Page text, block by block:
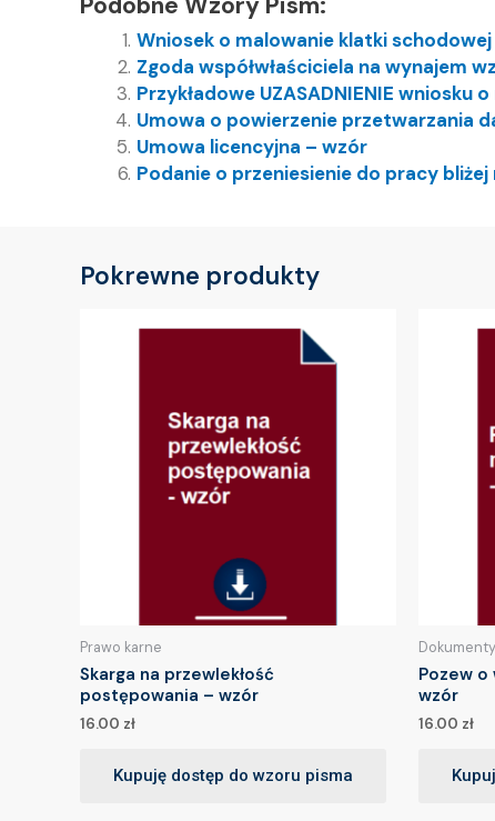
Wniosek o malowanie klatki
Zgoda współwłaściciela na wynajem
Przykładowe UZASADNIENIE
Umowa o powierzenie przetwarzania
Umowa licencyjna – wzór
Podanie o przeniesienie do pracy
Pokrewne produkty
Prawo karne
Skarga na przewlekłość
postępowania – wzór
16.00 zł
Kupuję dostęp do wzoru pisma
Dokumenty
Pozew
wzór
16.00 zł